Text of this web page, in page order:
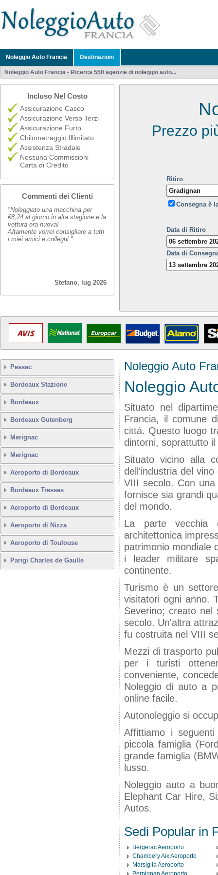
Noleggio Auto Francia Destinazioni
Noleggio Auto Francia - Ricerca 550 agenzie di noleggio auto...
Incluso Nel Costo
Assicurazione Casco
Assicurazione Verso Terzi
Assicurazione Furto
Chilometraggio Illimitato
Assistenza Stradale
Nessuna Commissioni
Carta di Credito
Commenti dei Clienti
"Noleggiato una macchina per
€8,24 al giorno in alta stagione e la
vettura era nuova!
Altamente vorrei consigliare a tutti
i miei amici e colleghi."
Stefano, lug 2026
Prezzo
Ritiro
Consegna è
Data di Ritiro
Data di
Pessac
Bordeaux Stazione
Bordeaux
Bordeaux Gutenberg
Merignac
Merignac
Aeroporto di Bordeaux
Bordeaux Tresses
Aeroporto di Bordeaux
Aeroporto di Nizza
Aeroporto di Toulouse
Parigi Charles de Gaulle
Noleggio Auto
Noleggio
Situato nel
Francia, il comune
città. Questo luogo
dintorni, soprattutto
Situato vicino alla
dell'industria del
VIII secolo. Con
fornisce sia grandi
del mondo.
La parte vecchia
architettonica
patrimonio mondiale
i leader militare
continente.
Turismo è un
visitatori ogni anno.
Severino; creato
secolo. Un'altra
fu costruita nel VIII
Mezzi di trasporto
per i turisti
conveniente,
Noleggio di auto a
online facile.
Autonoleggio si
Affittiamo i
piccola famiglia
grande famiglia
lusso.
Noleggio auto a
Elephant Car Hire,
Autos.
Sedi Popular in
Bergerac Aeroporto
Chambery Aix Aeroporto
Marsiglia Aeroporto
Perpignan Aeroporto